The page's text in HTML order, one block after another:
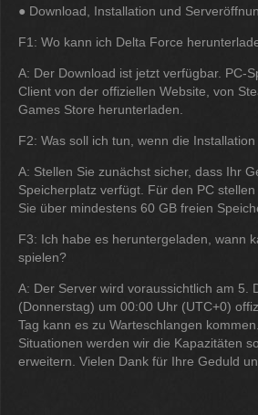
● Download, Installation und
F1: Wo kann ich Delta Force
A: Der Download ist jetzt verfügbar. PC-
Client von der offiziellen Website, von
Games Store herunterladen.
F2: Was soll ich tun, wenn die
A: Stellen Sie zunächst sicher, dass Ihr
Speicherplatz verfügt. Für den PC
Sie über mindestens 60 GB freien
F3: Ich habe es heruntergeladen, wann
spielen?
A: Der Server wird voraussichtlich am 5.
(Donnerstag) um 00:00 Uhr (UTC+0)
Tag kann es zu Warteschlangen
Situationen werden wir die Kapazitäten
erweitern. Vielen Dank für Ihre Geduld